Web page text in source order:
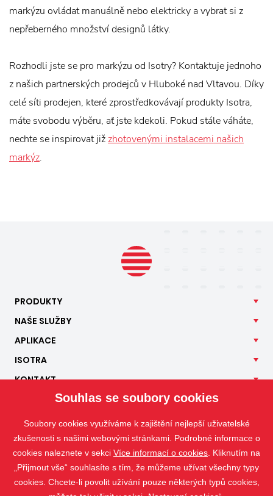
markýzu ovládat manuálně nebo elektricky a vybrat si z
nepřeberného množství designů látky.
Rozhodli jste se pro markýzu od Isotry? Kontaktuje jednoho
z našich partnerských prodejců v Hluboké nad Vltavou. Díky
celé síti prodejen, které zprostředkovávají produkty Isotra,
máte svobodu výběru, ať jste kdekoli. Pokud stále váháte,
nechte se inspirovat již zhotovenými instalacemi našich
markýz.
PRODUKTY
NAŠE SLUŽBY
APLIKACE
ISOTRA
KONTAKT
Souhlas se soubory cookies
Soubory cookies využíváme k zajištění nejlepší uživatelské
zkušenosti s našimi webovými stránkami. Podrobné informace o
cookies naleznete v sekci Více informací o cookies . Kliknutím na
„Přijmout vše“ souhlasíte s tím, že můžeme užívat všechny typy
cookies. Chcete-li povolit užívání pouze některých typů cookies,